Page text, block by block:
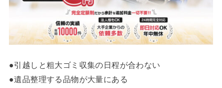
●引越しと粗大ゴミ収集の日程が合わない
●遺品整理する品物が大量にある